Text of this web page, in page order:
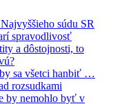
súdu SR
spravodlivosť
a dôstojnosti, to
sa všetci hanbiť …
rozsudkami
by nemohlo byť v